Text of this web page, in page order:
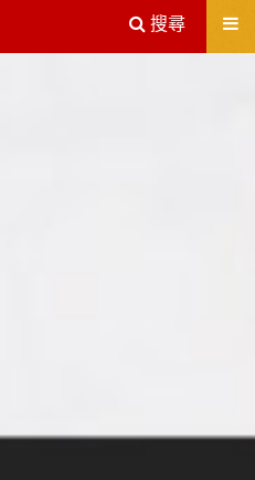
，完全了解、滿意再貸！
送出
搜尋